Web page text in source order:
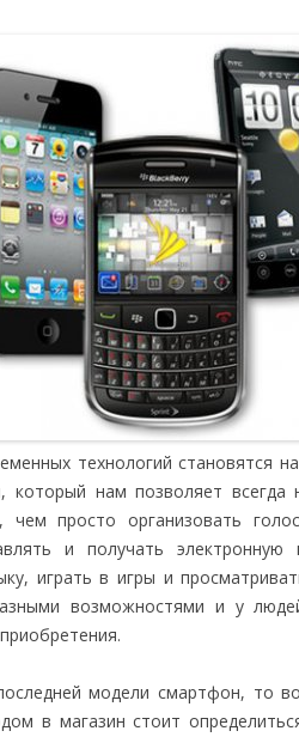
технологий становятся
который нам позволяет всегда
просто организовать
и получать электронную
играть в игры и
возможностями и у
модели смартфон, то
в магазин стоит